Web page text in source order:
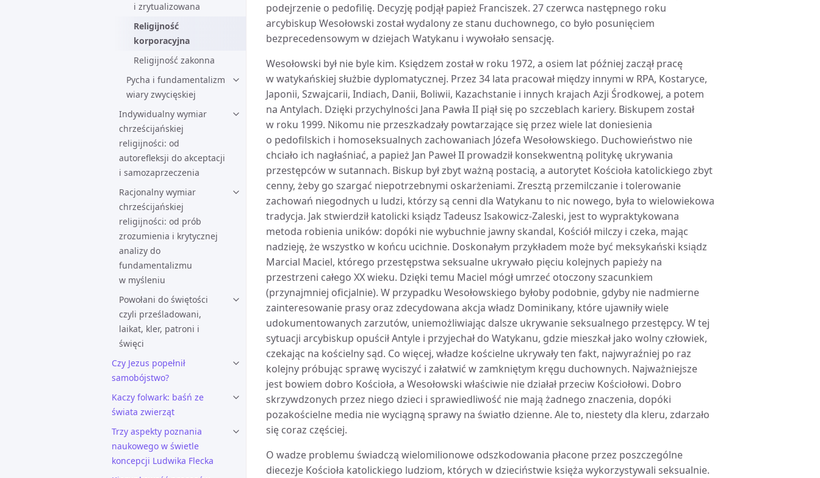
i zrytualizowana
Religijność
korporacyjna
Religijność zakonna
Pycha i fundamentalizm
wiary zwycięskiej
Indywidualny wymiar
chrześcijańskiej
religijności: od
autorefleksji do akceptacji
i samozaprzeczenia
Racjonalny wymiar
chrześcijańskiej
religijności: od prób
zrozumienia i krytycznej
analizy do
fundamentalizmu
w myśleniu
Powołani do świętości
czyli prześladowani,
laikat, kler, patroni i
święci
Czy Jezus popełnił
samobójstwo?
Kaczy folwark: baśń ze
świata zwierząt
Trzy aspekty poznania
naukowego w świetle
koncepcji Ludwika Flecka
podejrzenie o pedofilię. Decyzję podjął papież Franciszek. 27 czerwca następnego roku
arcybiskup Wesołowski został wydalony ze stanu duchownego, co było posunięciem
bezprecedensowym w dziejach Watykanu i wywołało sensację.
Wesołowski był nie byle kim. Księdzem został w roku 1972, a osiem lat później zaczął pracę
w watykańskiej służbie dyplomatycznej. Przez 34 lata pracował między innymi w RPA, Kostaryce,
Japonii, Szwajcarii, Indiach, Danii, Boliwii, Kazachstanie i innych krajach Azji Środkowej, a potem
na Antylach. Dzięki przychylności Jana Pawła II piął się po szczeblach kariery. Biskupem został
w roku 1999. Nikomu nie przeszkadzały powtarzające się przez wiele lat doniesienia
o pedofilskich i homoseksualnych zachowaniach Józefa Wesołowskiego. Duchowieństwo nie
chciało ich nagłaśniać, a papież Jan Paweł II prowadził konsekwentną politykę ukrywania
przestępców w sutannach. Biskup był zbyt ważną postacią, a autorytet Kościoła katolickiego zbyt
cenny, żeby go szargać niepotrzebnymi oskarżeniami. Zresztą przemilczanie i tolerowanie
zachowań niegodnych u ludzi, którzy są cenni dla Watykanu to nic nowego, była to wielowiekowa
tradycja. Jak stwierdził katolicki ksiądz Tadeusz Isakowicz-Zaleski, jest to wypraktykowana
metoda robienia uników: dopóki nie wybuchnie jawny skandal, Kościół milczy i czeka, mając
nadzieję, że wszystko w końcu ucichnie. Doskonałym przykładem może być meksykański ksiądz
Marcial Maciel, którego przestępstwa seksualne ukrywało pięciu kolejnych papieży na
przestrzeni całego XX wieku. Dzięki temu Maciel mógł umrzeć otoczony szacunkiem
(przynajmniej oficjalnie). W przypadku Wesołowskiego byłoby podobnie, gdyby nie nadmierne
zainteresowanie prasy oraz zdecydowana akcja władz Dominikany, które ujawniły wiele
udokumentowanych zarzutów, uniemożliwiając dalsze ukrywanie seksualnego przestępcy. W tej
sytuacji arcybiskup opuścił Antyle i przyjechał do Watykanu, gdzie mieszkał jako wolny człowiek,
czekając na kościelny sąd. Co więcej, władze kościelne ukrywały ten fakt, najwyraźniej po raz
kolejny próbując sprawę wyciszyć i załatwić w zamkniętym kręgu duchownych. Najważniejsze
jest bowiem dobro Kościoła, a Wesołowski właściwie nie działał przeciw Kościołowi. Dobro
skrzywdzonych przez niego dzieci i sprawiedliwość nie mają żadnego znaczenia, dopóki
pozakościelne media nie wyciągną sprawy na światło dzienne. Ale to, niestety dla kleru, zdarzało
się coraz częściej.
O wadze problemu świadczą wielomilionowe odszkodowania płacone przez poszczególne
diecezje Kościoła katolickiego ludziom, których w dzieciństwie księża wykorzystywali seksualnie.